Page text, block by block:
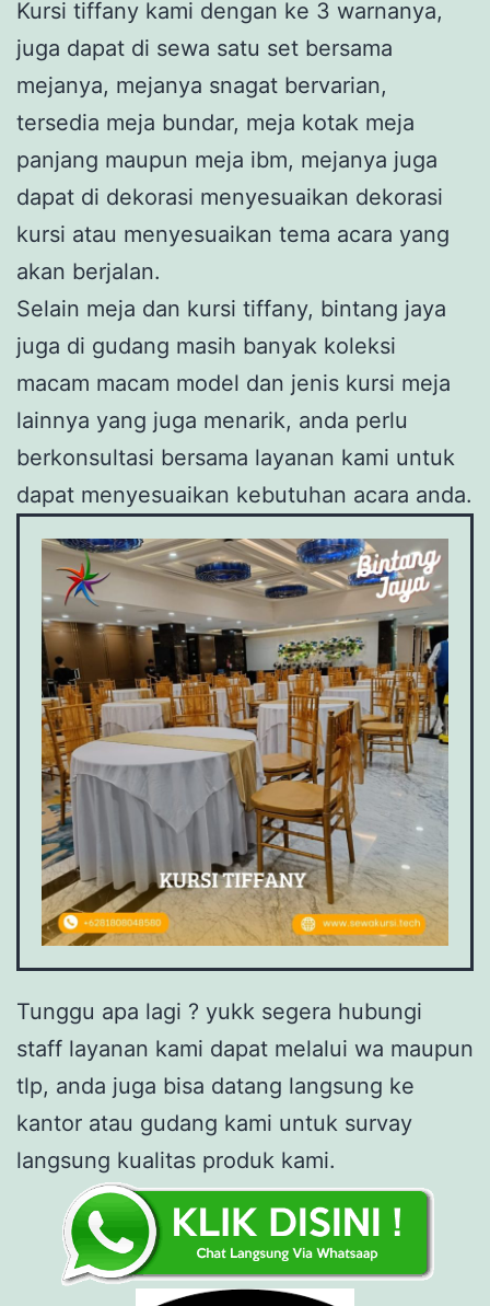
Kursi tiffany kami dengan ke 3 warnanya,
juga dapat di sewa satu set bersama
mejanya, mejanya snagat bervarian,
tersedia meja bundar, meja kotak meja
panjang maupun meja ibm, mejanya juga
dapat di dekorasi menyesuaikan dekorasi
kursi atau menyesuaikan tema acara yang
akan berjalan.
Selain meja dan kursi tiffany, bintang jaya
juga di gudang masih banyak koleksi
macam macam model dan jenis kursi meja
lainnya yang juga menarik, anda perlu
berkonsultasi bersama layanan kami untuk
dapat menyesuaikan kebutuhan acara anda.
Tunggu apa lagi ? yukk segera hubungi
staff layanan kami dapat melalui wa maupun
tlp, anda juga bisa datang langsung ke
kantor atau gudang kami untuk survay
langsung kualitas produk kami.